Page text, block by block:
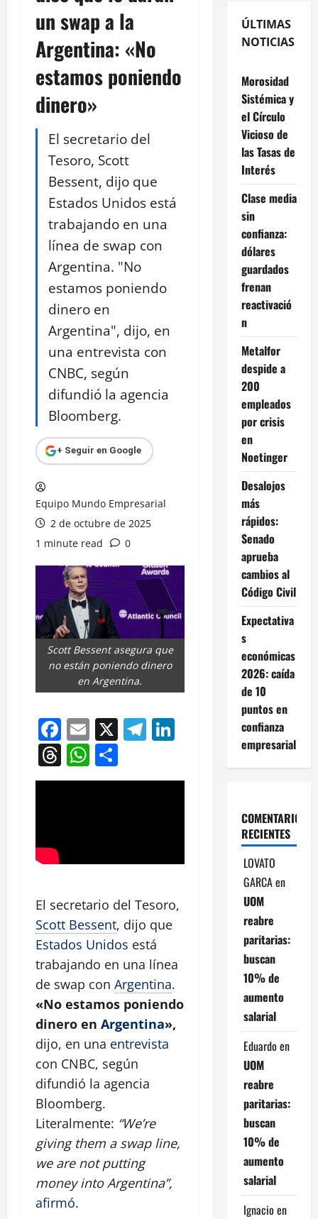
un swap a la
Argentina: «No
estamos poniendo
dinero»
El secretario del
Tesoro, Scott
Bessent, dijo que
Estados Unidos está
trabajando en una
línea de swap con
Argentina. "No
estamos poniendo
dinero en
Argentina", dijo, en
una entrevista con
CNBC, según
difundió la agencia
Bloomberg.
+ Seguir en Google
Equipo Mundo Empresarial
2 de octubre de 2025
1 minute read
0
Scott Bessent asegura que
no están poniendo dinero
en Argentina.
Facebook
Email
X Telegram
LinkedIn
Threads
WhatsApp
El secretario del Tesoro,
Scott Bessent, dijo que
Estados Unidos está
trabajando en una línea
de swap con Argentina.
«No estamos poniendo
dinero en Argentina»,
dijo, en una entrevista
con CNBC, según
difundió la agencia
Bloomberg.
Literalmente: “We’re
giving them a swap line,
we are not putting
money into Argentina”,
afirmó.
ÚLTIMAS
NOTICIAS
Morosidad
Sistémica y
el Círculo
Vicioso de
las Tasas de
Interés
Clase media
sin
confianza:
dólares
guardados
frenan
reactivació
n
Metalfor
despide a
200
empleados
por crisis
en
Noetinger
Desalojos
más
rápidos:
Senado
aprueba
cambios al
Código Civil
Expectativa
s
económicas
2026: caída
de 10
puntos en
confianza
empresarial
COMENTARIOS
RECIENTES
LOVATO
GARCAen
UOM
reabre
paritarias:
buscan
10% de
aumento
salarial
Eduardo en
UOM
reabre
paritarias:
buscan
10% de
aumento
salarial
Ignacio en